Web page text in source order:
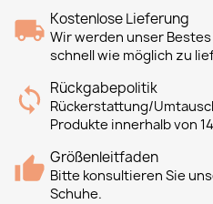
Kostenlose Lieferung
Wir werden unser
schnell wie möglich zu
Rückgabepolitik
Rückerstattung/
Produkte innerhalb von
Größenleitfaden
Bitte konsultieren Sie
Schuhe.